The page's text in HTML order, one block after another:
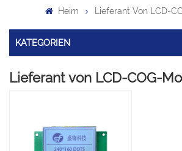
Heim Lieferant Von LCD-
KATEGORIEN
Lieferant von LCD-COG-